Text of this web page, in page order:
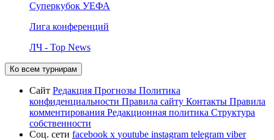
Суперкубок УЕФА
Лига конференций
ЛЧ - Top News
Ко всем турнирам
Сайт Редакция Прогнозы Политика
конфиденциальности Правила сайту Контакты Правила
комментирования Редакционная политика Структура
собственности
Соц. сети facebook x youtube instagram telegram viber